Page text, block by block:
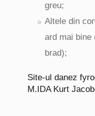
greu;
Altele din
ard mai bine
brad);
Site-ul danez
M.IDA Kurt